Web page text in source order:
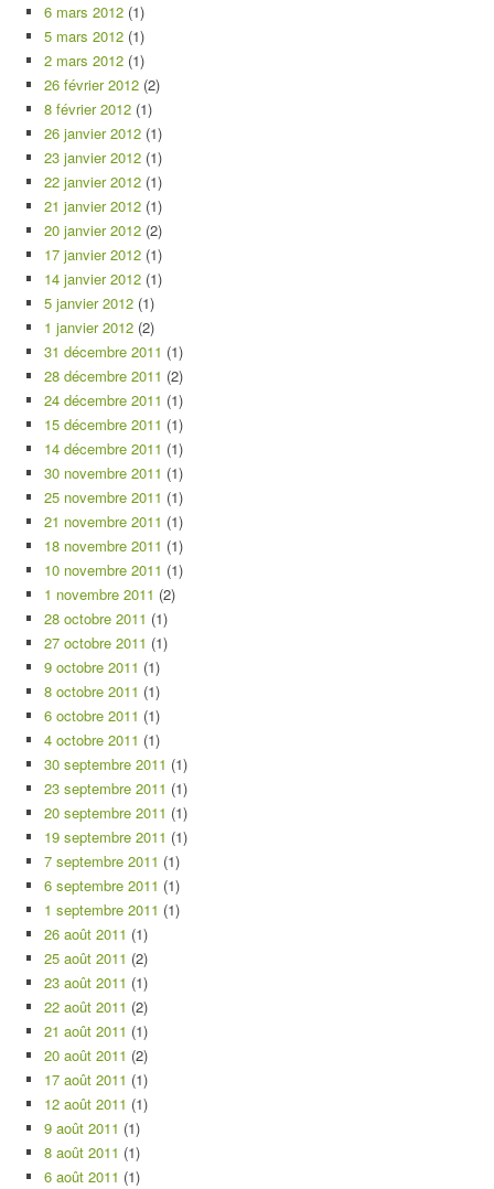
6 mars 2012 (1)
5 mars 2012 (1)
2 mars 2012 (1)
26 février 2012 (2)
8 février 2012 (1)
26 janvier 2012 (1)
23 janvier 2012 (1)
22 janvier 2012 (1)
21 janvier 2012 (1)
20 janvier 2012 (2)
17 janvier 2012 (1)
14 janvier 2012 (1)
5 janvier 2012 (1)
1 janvier 2012 (2)
31 décembre 2011 (1)
28 décembre 2011 (2)
24 décembre 2011 (1)
15 décembre 2011 (1)
14 décembre 2011 (1)
30 novembre 2011 (1)
25 novembre 2011 (1)
21 novembre 2011 (1)
18 novembre 2011 (1)
10 novembre 2011 (1)
1 novembre 2011 (2)
28 octobre 2011 (1)
27 octobre 2011 (1)
9 octobre 2011 (1)
8 octobre 2011 (1)
6 octobre 2011 (1)
4 octobre 2011 (1)
30 septembre 2011 (1)
23 septembre 2011 (1)
20 septembre 2011 (1)
19 septembre 2011 (1)
7 septembre 2011 (1)
6 septembre 2011 (1)
1 septembre 2011 (1)
26 août 2011 (1)
25 août 2011 (2)
23 août 2011 (1)
22 août 2011 (2)
21 août 2011 (1)
20 août 2011 (2)
17 août 2011 (1)
12 août 2011 (1)
9 août 2011 (1)
8 août 2011 (1)
6 août 2011 (1)